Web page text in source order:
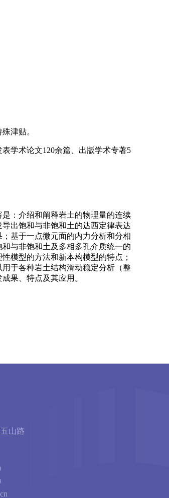
津贴。
学术论文120余篇、出版学术专著5
：介绍和阐释岩土的物理量的连续
出饱和与非饱和土的达西定律表达
基于一点微元面的内力分析和分相
与非饱和土及多相多孔介质统一的
模型的方法和新本构模型的特点；
于各种岩土结构滑动稳定分析（整
果、特点及其应用。
山路